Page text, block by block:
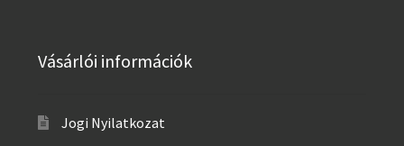
Vásárlói információk
Jogi Nyilatkozat